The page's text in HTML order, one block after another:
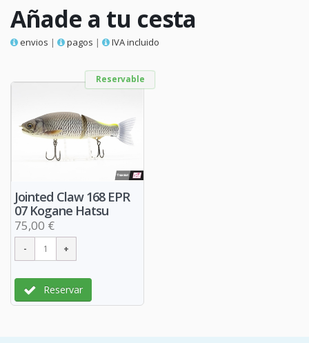
Añade a tu cesta
envios | pagos | IVA incluido
Reservable
Jointed Claw 168 EPR
07 Kogane Hatsu
75,00 €
Reservar